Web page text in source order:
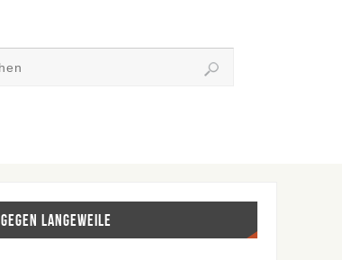
Gegen Langeweile